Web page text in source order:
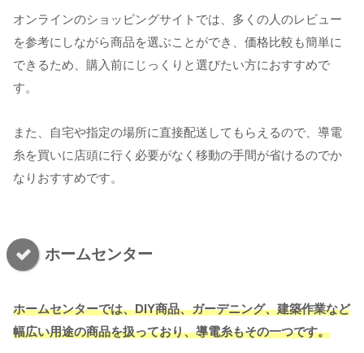
オンラインのショッピングサイトでは、多くの人のレビュー
を参考にしながら商品を選ぶことができ、価格比較も簡単に
できるため、購入前にじっくりと選びたい方におすすめで
す。
また、自宅や指定の場所に直接配送してもらえるので、導電
糸を買いに店頭に行く必要がなく移動の手間が省けるのでか
なりおすすめです。
ホームセンター
ホームセンターでは、DIY商品、ガーデニング、建築作業など
幅広い用途の商品を扱っており、導電糸もその一つです。